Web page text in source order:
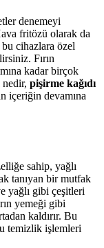
denemeyi
fritözü olarak da
cihazlara özel
Fırın
kadar birçok
nedir, pişirme kağıdı
içeriğin devamına
sahip, yağlı
tanıyan bir mutfak
yağlı gibi çeşitleri
yemeği gibi
kaldırır. Bu
temizlik işlemleri